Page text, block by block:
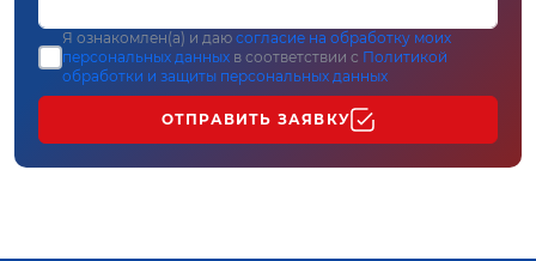
Я ознакомлен(а) и даю согласие на обработку моих
персональных данных в соответствии с Политикой
обработки и защиты персональных данных
ОТПРАВИТЬ ЗАЯВКУ